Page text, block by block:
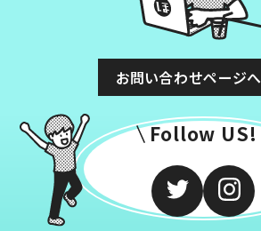
お問い合わせページへ
Follow US!